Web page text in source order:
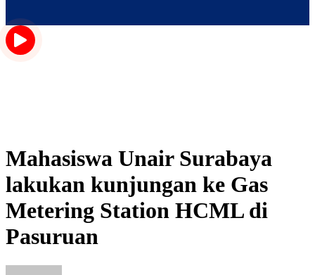
Mahasiswa Unair Surabaya
lakukan kunjungan ke Gas
Metering Station HCML di
Pasuruan